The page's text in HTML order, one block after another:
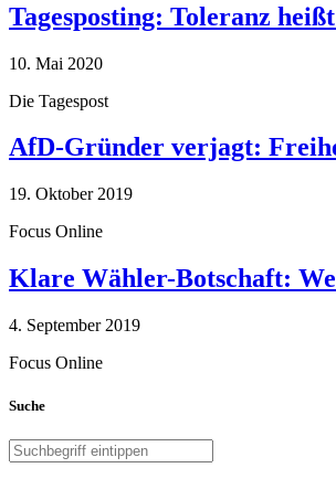
Tagesposting: Toleranz
10. Mai 2020
Die Tagespost
AfD-Gründer verjagt:
19. Oktober 2019
Focus Online
Klare Wähler-Botschaft:
4. September 2019
Focus Online
Suche